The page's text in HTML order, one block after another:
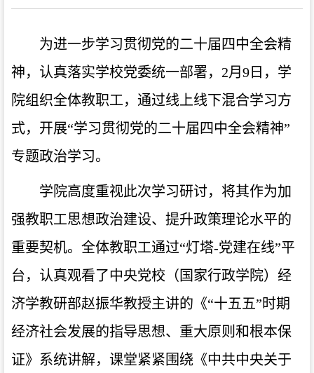
为进一步学习贯彻党的二十届四中全会精
神，认真落实学校党委统一部署，2月9日，学
院组织全体教职工，通过线上线下混合学习方
式，开展“学习贯彻党的二十届四中全会精神”
专题政治学习。
学院高度重视此次学习研讨，将其作为加
强教职工思想政治建设、提升政策理论水平的
重要契机。全体教职工通过“灯塔-党建在线”平
台，认真观看了中央党校（国家行政学院）经
济学教研部赵振华教授主讲的《“十五五”时期
经济社会发展的指导思想、重大原则和根本保
证》系统讲解，课堂紧紧围绕《中共中央关于